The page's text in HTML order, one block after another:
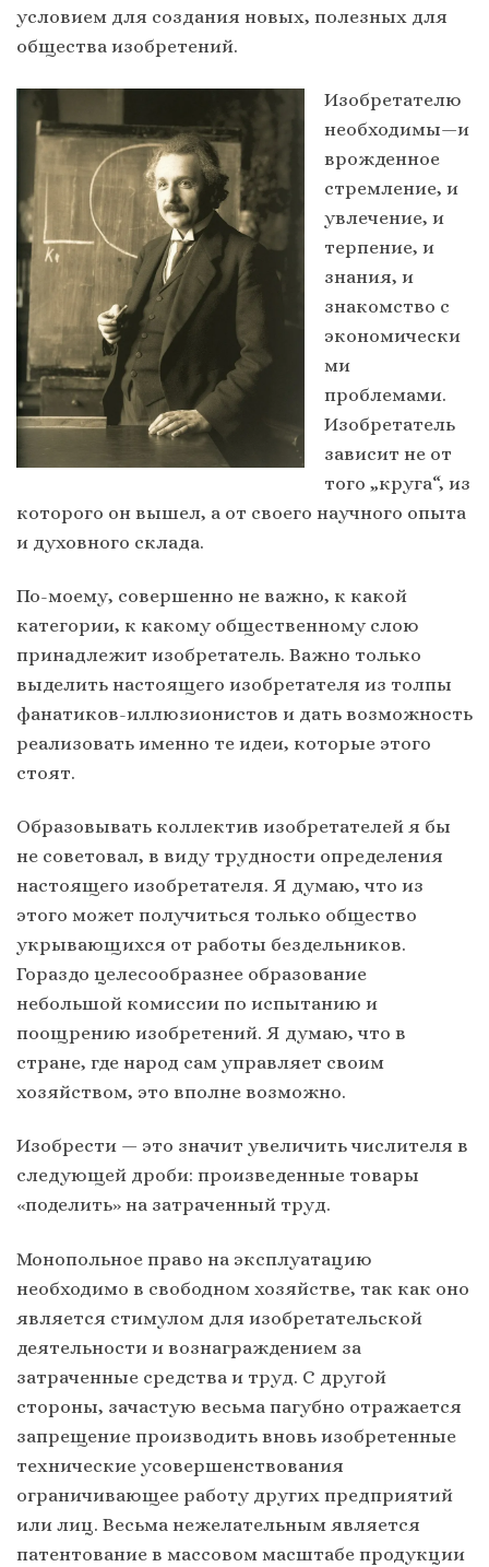
условием для создания новых, полезных для
общества изобретений.
Изобретателю
необходимы—и
врожденное
стремление, и
увлечение, и
терпение, и
знания, и
знакомство с
экономически
ми
проблемами.
Изобретатель
зависит не от
того „круга“, из
которого он вышел, а от своего научного опыта
и духовного склада.
По-моему, совершенно не важно, к какой
категории, к какому общественному слою
принадлежит изобретатель. Важно только
выделить настоящего изобретателя из толпы
фанатиков-иллюзионистов и дать возможность
реализовать именно те идеи, которые этого
стоят.
Образовывать коллектив изобретателей я бы
не советовал, в виду трудности определения
настоящего изобретателя. Я думаю, что из
этого может получиться только общество
укрывающихся от работы бездельников.
Гораздо целесообразнее образование
небольшой комиссии по испытанию и
поощрению изобретений. Я думаю, что в
стране, где народ сам управляет своим
хозяйством, это вполне возможно.
Изобрести — это значит увеличить числителя в
следующей дроби: произведенные товары
«поделить» на затраченный труд.
Монопольное право на эксплуатацию
необходимо в свободном хозяйстве, так как оно
является стимулом для изобретательской
деятельности и вознаграждением за
затраченные средства и труд. С другой
стороны, зачастую весьма пагубно отражается
запрещение производить вновь изобретенные
технические усовершенствования
ограничивающее работу других предприятий
или лиц. Весьма нежелательным является
патентование в массовом масштабе продукции